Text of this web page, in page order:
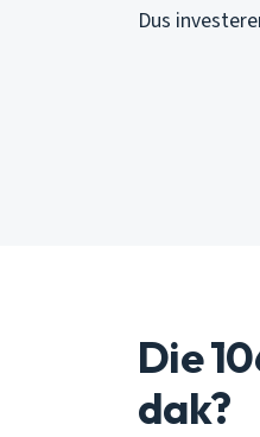
Dus
Die
dak?